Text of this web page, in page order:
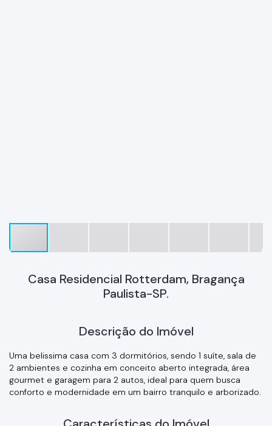
Casa Residencial Rotterdam, Bragança
Paulista-SP.
Descrição do Imóvel
Uma belissima casa com 3 dormitórios, sendo 1 suíte, sala de
2 ambientes e cozinha em conceito aberto integrada, área
gourmet e garagem para 2 autos, ideal para quem busca
conforto e modernidade em um bairro tranquilo e arborizado.